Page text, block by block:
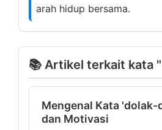
arah hidup bersama.
📚 Artikel terkait kata
Mengenal Kata
dan Motivasi